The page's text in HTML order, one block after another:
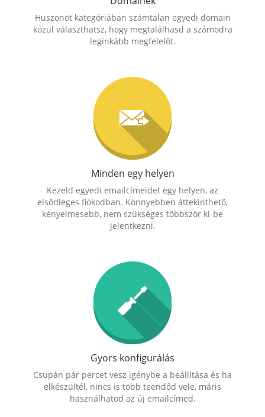
Huszonöt kategóriában számtalan egyedi domain
közül választhatsz, hogy megtalálhasd a számodra
leginkább megfelelőt.
Minden egy helyen
Kezeld egyedi emailcímeidet egy helyen, az
elsődleges fiókodban. Könnyebben áttekinthető,
kényelmesebb, nem szükséges többször ki-be
jelentkezni.
Gyors konfigurálás
Csupán pár percet vesz igénybe a beállítása és ha
elkészültél, nincs is több teendőd vele, máris
használhatod az új emailcímed.